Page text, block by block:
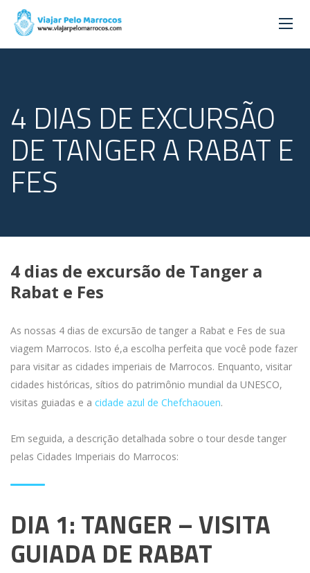
4 DIAS DE EXCURSÃO
DE TANGER A RABAT E
FES
4 dias de excursão de Tanger a
Rabat e Fes
As nossas 4 dias de excursão de tanger a Rabat e Fes de sua
viagem Marrocos. Isto é,a escolha perfeita que você pode fazer
para visitar as cidades imperiais de Marrocos. Enquanto, visitar
cidades históricas, sítios do patrimônio mundial da UNESCO,
visitas guiadas e a cidade azul de Chefchaouen.
Em seguida, a descrição detalhada sobre o tour desde tanger
pelas Cidades Imperiais do Marrocos:
DIA 1: TANGER – VISITA
GUIADA DE RABAT